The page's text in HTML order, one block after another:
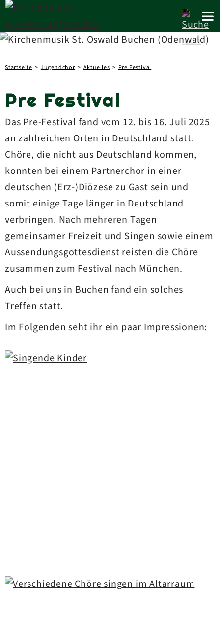
Startseite Jugendchor Aktuelles Pre Festival
Pre Festival
Das Pre-Festival fand vom 12. bis 16. Juli 2025
an zahlreichen Orten in Deutschland statt.
Chöre, die nicht aus Deutschland kommen,
konnten bei einem Partnerchor in einer
deutschen (Erz-)Diözese zu Gast sein und
somit einige Tage länger in Deutschland
verbringen. Nach mehreren Tagen
gemeinsamer Freizeit und Singen sowie einem
Aussendungsgottesdienst reisten die Chöre
zusammen zum Festival nach München.
Auch bei uns in Buchen fand ein solches
Treffen statt.
Im Folgenden seht ihr ein paar Impressionen: